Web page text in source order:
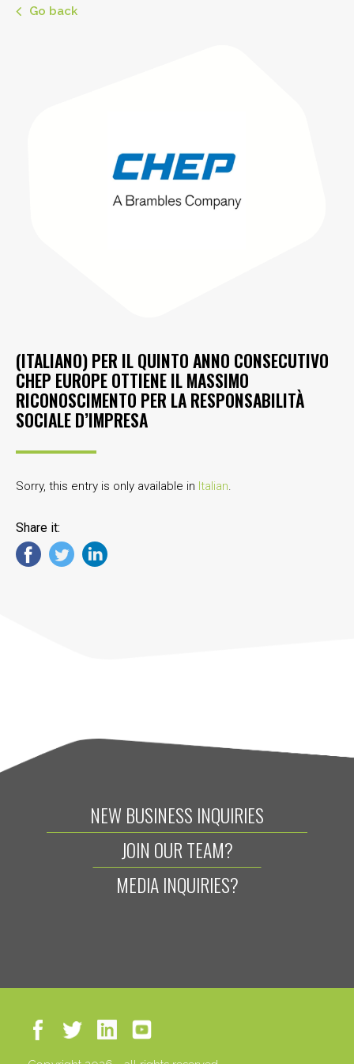
Go back
(ITALIANO) PER IL QUINTO ANNO CONSECUTIVO
CHEP EUROPE OTTIENE IL MASSIMO
RICONOSCIMENTO PER LA RESPONSABILITÀ
SOCIALE D’IMPRESA
Sorry, this entry is only available in Italian.
Share it:
NEW BUSINESS INQUIRIES
JOIN OUR TEAM?
MEDIA INQUIRIES?